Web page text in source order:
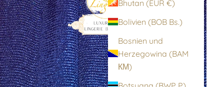
Bhutan (EUR €)
Bolivien (BOB Bs.)
Bosnien und
Herzegowina (BAM
КМ)